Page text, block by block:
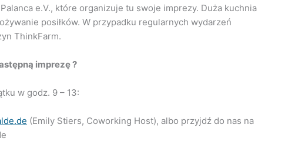
e.V., które organizuje tu swoje imprezy. Duża kuchnia
posiłków. W przypadku regularnych wydarzeń
ThinkFarm.
imprezę ?
w godz. 9 – 13:
(Emily Stiers, Coworking Host), albo przyjdź do nas na